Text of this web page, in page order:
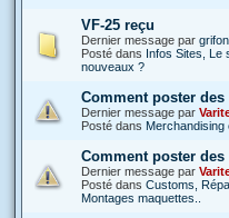
VF-25 reçu
Dernier message par
Posté dans Infos Sites, Le
nouveaux ?
Comment poster
Dernier message par
Posté dans Merchandising
Comment poster
Dernier message par
Posté dans Customs,
Montages maquettes..